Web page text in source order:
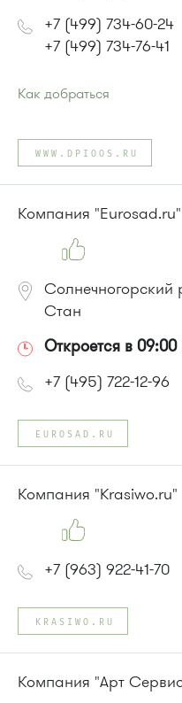
+7 (499) 734-60-24
+7 (499) 734-76-41
Как добраться
Автобусы № 2, 3, 9, 11, 19,
Маршрутка № 409м, 419м
или до остановки"Товары
Маршрутка № 408м, 419м,
WWW.DPIOOS.RU
Компания "Eurosad.ru"
Солнечногорский
Стан
Откроется в 09:00
+7 (495) 722-12-96
EUROSAD.RU
Компания "Krasiwo.ru"
+7 (963) 922-41-70
KRASIWO.RU
Компания "Арт